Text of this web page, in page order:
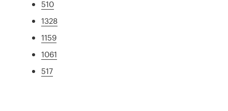
510
1328
1159
1061
517